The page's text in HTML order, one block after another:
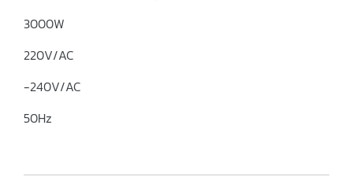
3000W
220V/AC
-240V/AC
50Hz